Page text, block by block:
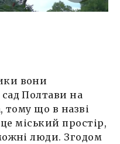
вони
Полтави на
тому що в назві
міський простір,
люди. Згодом